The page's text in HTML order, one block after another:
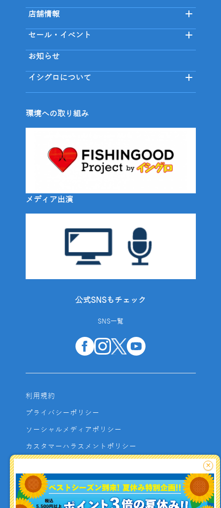
店舗情報
セール・イベント
お知らせ
イシグロについて
環境への取り組み
メディア出演
公式SNSもチェック
SNS一覧
利用規約
プライバシーポリシー
ソーシャルメディアポリシー
カスタマーハラスメントポリシー
よくあるご質問
お問い合わせ
×